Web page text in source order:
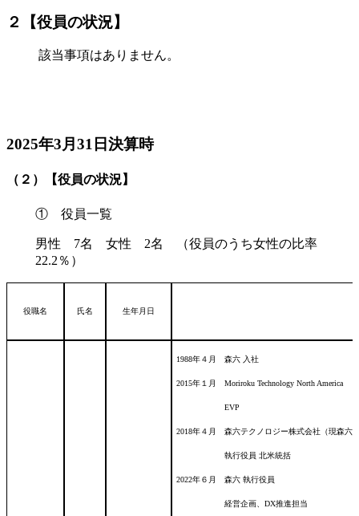
２【役員の状況】
該当事項はありません。
2025年3月31日決算時
（２）【役員の状況】
① 役員一覧
男性 7名 女性 2名 （役員のうち女性の比率
22.2％）
役職名 氏名 生年月日
1988年４月 森六 入社
2015年１月 Moriroku Technology North America
EVP
2018年４月 森六テクノロジー株式会社（現森六
執行役員 北米統括
2022年６月 森六 執行役員
経営企画、DX推進担当